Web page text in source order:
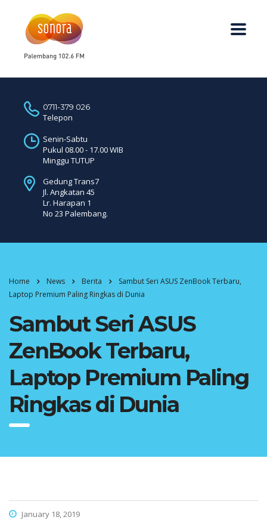
0711-379 026
Telepon
Senin-Sabtu
Pukul 08.00 - 17.00 WIB
Minggu TUTUP
Gedung Trans7
Jl. Angkatan 45
Lr. Harapan 1
No 23 Palembang.
Home News Berita
Sambut Seri ASUS ZenBook Terbaru,
Laptop Premium Paling Ringkas di Dunia
Sambut Seri ASUS
ZenBook Terbaru,
Laptop Premium Paling
Ringkas di Dunia
January 18, 2019